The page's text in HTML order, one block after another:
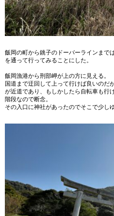
飯岡の町から銚子のドーバーラインまで
を通って行ってみることにした。
飯岡漁港から刑部岬が上の方に見える。
国道まで迂回して上って行けば良いのだ
が近道であり、もしかしたら自転車も行
階段なので断念。
その入口に神社があったのでそこで少し